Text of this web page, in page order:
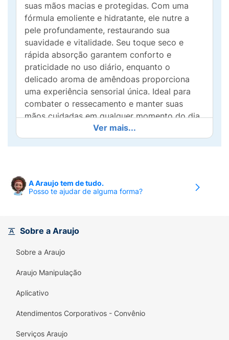
suas mãos macias e protegidas. Com uma
fórmula emoliente e hidratante, ele nutre a
pele profundamente, restaurando sua
suavidade e vitalidade. Seu toque seco e
rápida absorção garantem conforto e
praticidade no uso diário, enquanto o
delicado aroma de amêndoas proporciona
uma experiência sensorial única. Ideal para
combater o ressecamento e manter suas
mãos cuidadas em qualquer momento do dia.
Cuidado e delicadeza que cabem na palma da
sua mão!
Ver mais...
A Araujo tem de tudo.
Posso te ajudar de alguma forma?
Sobre a Araujo
Sobre a Araujo
Araujo Manipulação
Aplicativo
Atendimentos Corporativos - Convênio
Serviços Araujo